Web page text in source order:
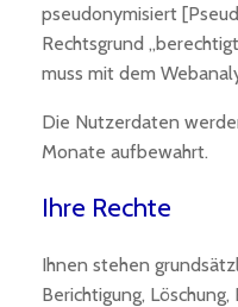
pseudonymisiert
Rechtsgrund
muss mit dem
Die Nutzerdaten
Monate aufbewahrt.
Ihre Rechte
Ihnen stehen
Berichtigung, Löschung,